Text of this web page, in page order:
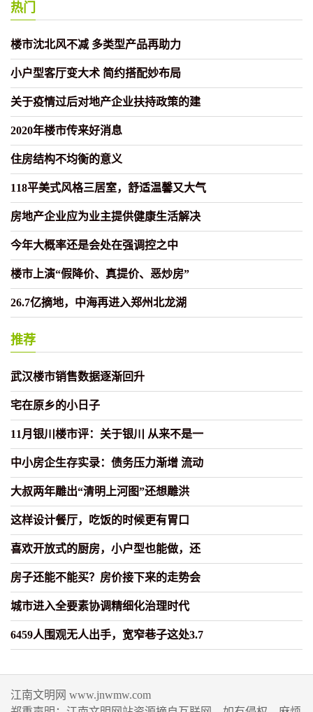
热门
楼市沈北风不减 多类型产品再助力
小户型客厅变大术 简约搭配妙布局
关于疫情过后对地产企业扶持政策的建
2020年楼市传来好消息
住房结构不均衡的意义
118平美式风格三居室，舒适温馨又大气
房地产企业应为业主提供健康生活解决
今年大概率还是会处在强调控之中
楼市上演“假降价、真提价、恶炒房”
26.7亿摘地，中海再进入郑州北龙湖
推荐
武汉楼市销售数据逐渐回升
宅在原乡的小日子
11月银川楼市评：关于银川 从来不是一
中小房企生存实录：债务压力渐增 流动
大叔两年雕出“清明上河图”还想雕洪
这样设计餐厅，吃饭的时候更有胃口
喜欢开放式的厨房，小户型也能做，还
房子还能不能买？房价接下来的走势会
城市进入全要素协调精细化治理时代
6459人围观无人出手，宽窄巷子这处3.7
江南文明网 www.jnwmw.com